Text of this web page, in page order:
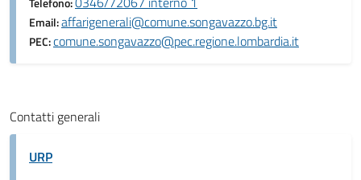
Email:affarigenerali@comune.songavazzo.bg.it
PEC:comune.songavazzo@pec.regione.lombardia.it
Contatti generali
URP